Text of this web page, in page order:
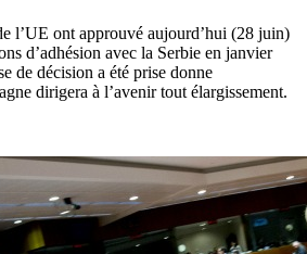
l’UE ont approuvé aujourd’hui (28 juin)
d’adhésion avec la Serbie en janvier
de décision a été prise donne
dirigera à l’avenir tout élargissement.